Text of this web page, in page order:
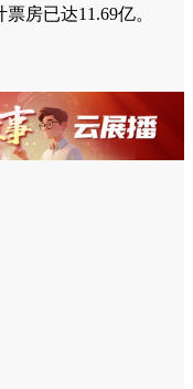
房已达11.69亿。